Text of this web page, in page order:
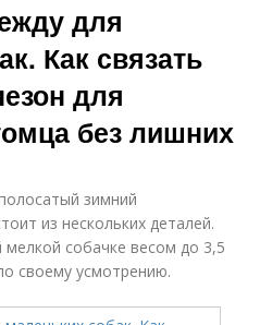
для
Как связать
для
без лишних
зимний
из нескольких деталей.
собачке весом до 3,5
своему усмотрению.